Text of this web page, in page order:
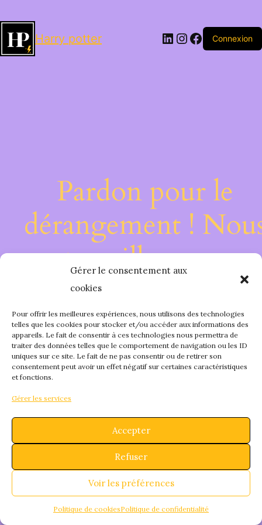
Gérer le consentement aux
cookies
Pour offrir les meilleures expériences, nous utilisons des technologies
telles que les cookies pour stocker et/ou accéder aux informations des
appareils. Le fait de consentir à ces technologies nous permettra de
traiter des données telles que le comportement de navigation ou les ID
uniques sur ce site. Le fait de ne pas consentir ou de retirer son
consentement peut avoir un effet négatif sur certaines caractéristiques
et fonctions.
Gérer les services
Accepter
Refuser
Voir les préférences
Politique de cookiesPolitique de confidentialité
Harry potter LinkedIn
Instagram
Facebook
Connexion
Pardon pour le
dérangement !
travaillons sur
quelque chose de
fantastique –
bientôt !